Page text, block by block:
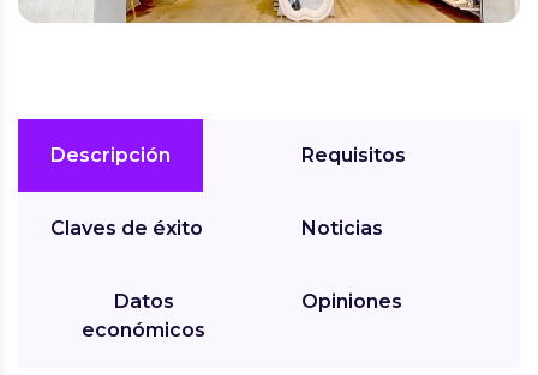
Descripción
Claves de éxito
Datos
económicos
Requisitos
Noticias
Opiniones